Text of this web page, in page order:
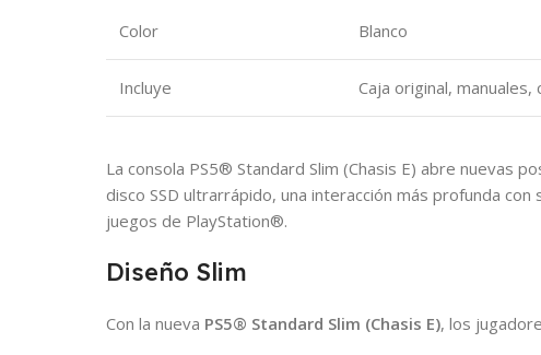
Color Blanco
Incluye Caja original, manuales,
La consola PS5® Standard Slim (Chasis E) abre nuevas
disco SSD ultrarrápido, una interacción más profunda
juegos de PlayStation®.
Diseño Slim
Con la nueva PS5® Standard Slim (Chasis E), los